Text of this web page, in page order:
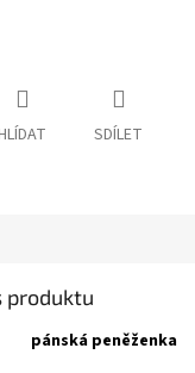
SDÍLET
produktu
pánská peněženka